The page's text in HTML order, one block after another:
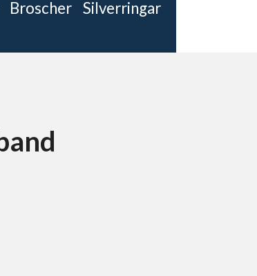
Broscher
Silverringar